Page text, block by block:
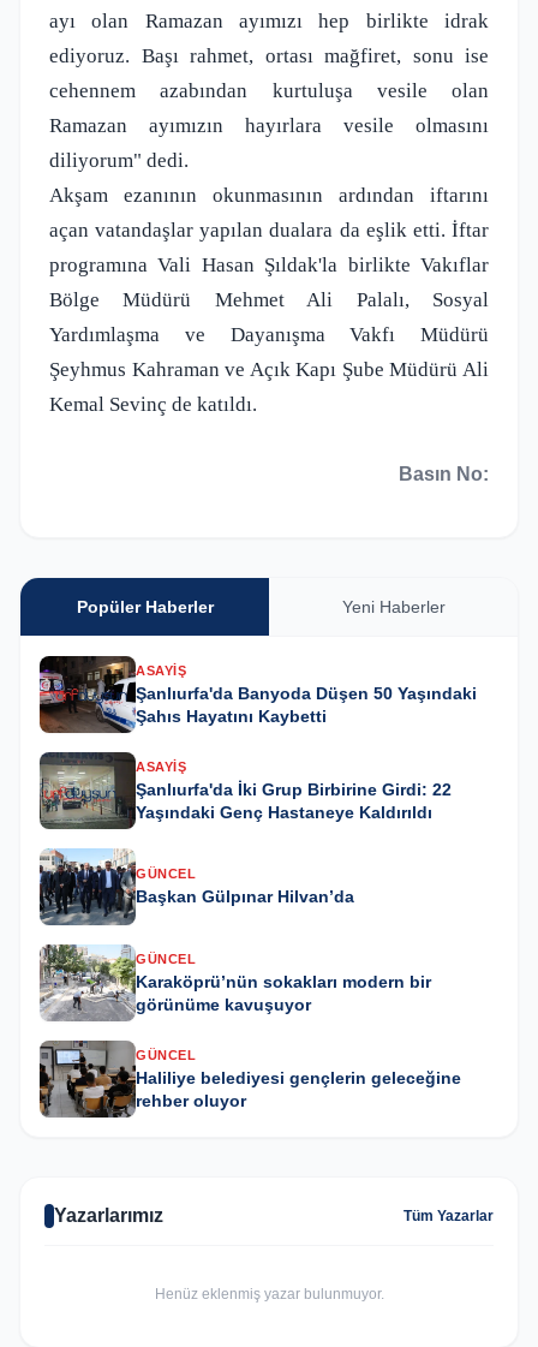
ayı olan Ramazan ayımızı hep birlikte idrak
ediyoruz. Başı rahmet, ortası mağfiret, sonu ise
cehennem azabından kurtuluşa vesile olan
Ramazan ayımızın hayırlara vesile olmasını
diliyorum" dedi.
Akşam ezanının okunmasının ardından iftarını
açan vatandaşlar yapılan dualara da eşlik etti. İftar
programına Vali Hasan Şıldak'la birlikte Vakıflar
Bölge Müdürü Mehmet Ali Palalı, Sosyal
Yardımlaşma ve Dayanışma Vakfı Müdürü
Şeyhmus Kahraman ve Açık Kapı Şube Müdürü Ali
Kemal Sevinç de katıldı.
Basın No:
Popüler Haberler Yeni Haberler
ASAYIŞ
Şanlıurfa'da Banyoda Düşen 50 Yaşındaki
Şahıs Hayatını Kaybetti
ASAYIŞ
Şanlıurfa'da İki Grup Birbirine Girdi: 22
Yaşındaki Genç Hastaneye Kaldırıldı
GÜNCEL
Başkan Gülpınar Hilvan’da
GÜNCEL
Karaköprü’nün sokakları modern bir
görünüme kavuşuyor
GÜNCEL
Haliliye belediyesi gençlerin geleceğine
rehber oluyor
Yazarlarımız Tüm Yazarlar
Henüz eklenmiş yazar bulunmuyor.